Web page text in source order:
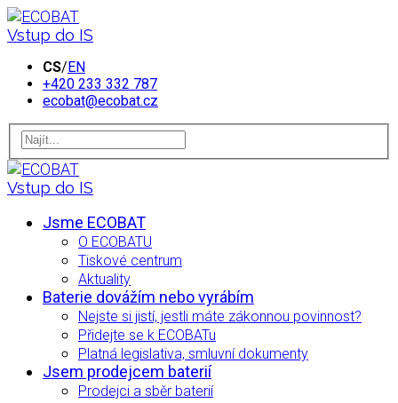
Vstup do IS
CS/EN
+420 233 332 787
ecobat@ecobat.cz
Vstup do IS
Jsme ECOBAT
O ECOBATU
Tiskové centrum
Aktuality
Baterie dovážím nebo vyrábím
Nejste si jistí, jestli máte zákonnou povinnost?
Přidejte se k ECOBATu
Platná legislativa, smluvní dokumenty
Jsem prodejcem baterií
Prodejci a sběr baterií